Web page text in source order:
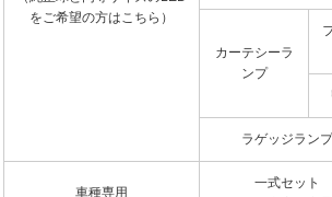
をご希望の方はこちら）
カーテシーラ
ンプ
ラゲッジランプ
車種専用
一式セット